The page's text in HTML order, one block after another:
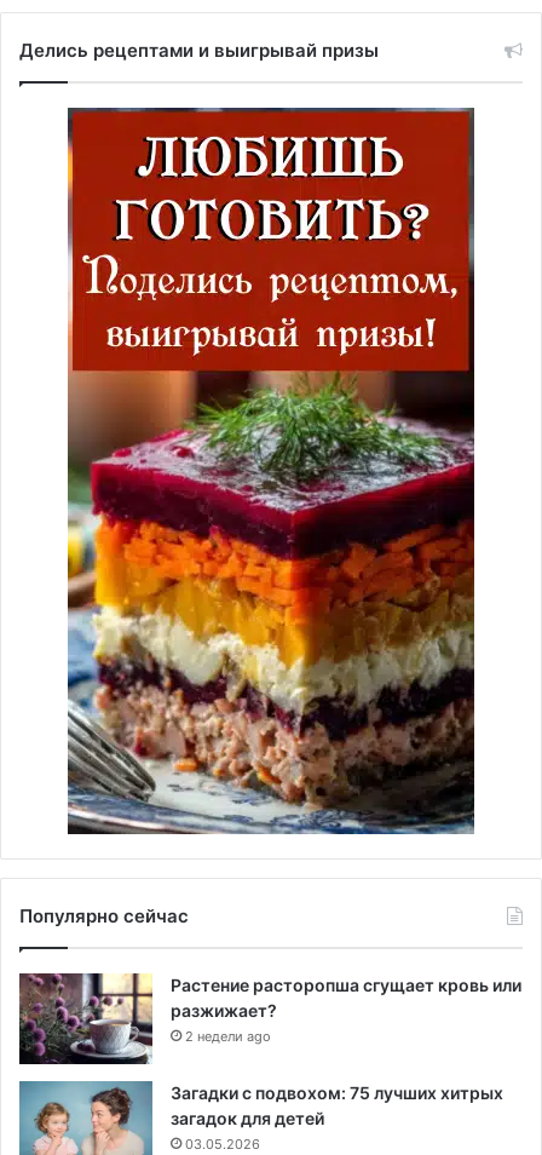
Делись рецептами и выигрывай призы
Популярно сейчас
Растение расторопша сгущает кровь или
разжижает?
2 недели ago
Загадки с подвохом: 75 лучших хитрых
загадок для детей
03.05.2026